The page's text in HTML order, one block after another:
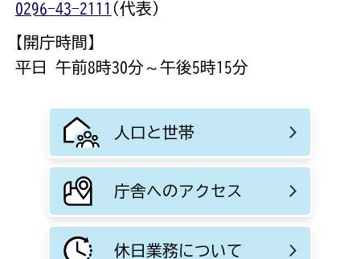
0296-43-2111 (代表)
【開庁時間】
平日 午前8時30分～午後5時15分
人口と世帯
庁舎へのアクセス
休日業務について